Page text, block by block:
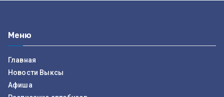
Меню
Главная
Новости Выксы
Афиша